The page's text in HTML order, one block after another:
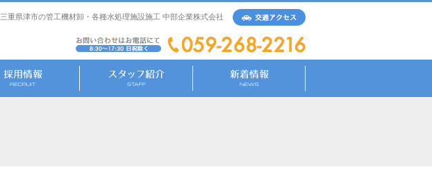
三重県津市の管工機材卸・各種水処理施設施工 中部企業株式会社